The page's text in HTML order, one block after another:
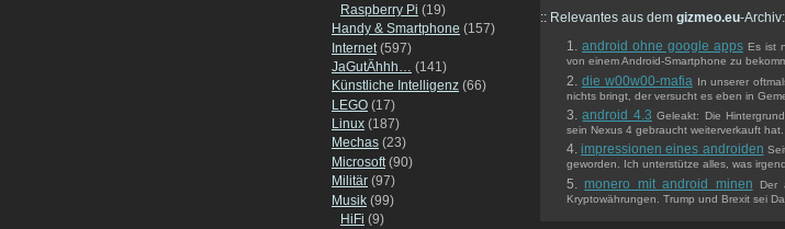
Raspberry Pi (19)
Handy & Smartphone (157)
Internet (597)
JaGutÄhhh… (141)
Künstliche Intelligenz (66)
LEGO (17)
Linux (187)
Mechas (23)
Microsoft(90)
Militär (97)
Musik (99)
HiFi (9)
:: Relevantes aus dem gizmeo.eu-Archiv:
android ohne google apps Es ist
von einem Android-Smartphone zu
die w00w00-mafia In unserer
nichts bringt, der versucht es eben in
android 4.3 Geleakt: Die
sein Nexus 4 gebraucht weiterverkauft
impressionen eines androiden
geworden. Ich unterstütze alles, was
monero mit android minen
Der
Kryptowährungen. Trump und Brexit sei